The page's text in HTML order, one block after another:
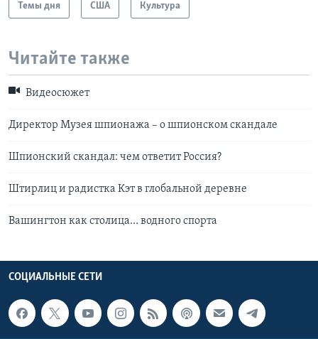
Темы дня США Культура
Читайте также
Видеосюжет
Директор Музея шпионажа – о шпионском скандале
Шпионский скандал: чем ответит Россия?
Штирлиц и радистка Кэт в глобальной деревне
Вашингтон как столица… водного спорта
СОЦИАЛЬНЫЕ СЕТИ